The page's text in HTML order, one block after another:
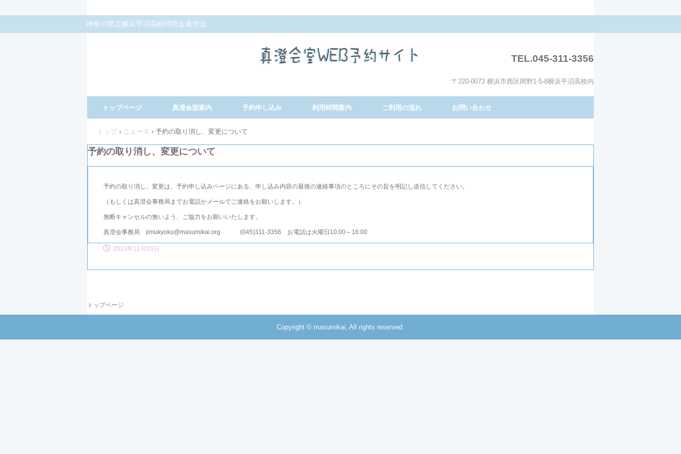
神奈川県立横浜平沼高校同窓会真澄会
TEL.045-311-3356
〒220-0073 横浜市西区岡野1-5-8横浜平沼高校内
トップページ 真澄会室案内 予約申し込み 利用時間案内 ご利用の流れ お問い合わせ
トップ › ニュース › 予約の取り消し、変更について
予約の取り消し、変更について
予約の取り消し、変更は、予約申し込みページにある、申し込み内容の最後の連絡事項のところにその旨を明記し送信してください。
（もしくは真澄会事務局までお電話かメールでご連絡をお願いします。）
無断キャンセルの無いよう、ご協力をお願いいたします。
真澄会事務局 jimukyoku@masumikai.org (045)311-3356 お電話は火曜日10:00～16:00
2022年11月03日
トップページ
Copyright © masumikai, All rights reserved.